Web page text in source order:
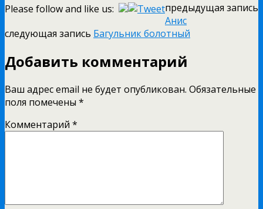
Please follow and like us:
предыдущая запись
Анис
следующая запись Багульник болотный
Добавить комментарий
Ваш адрес email не будет опубликован. Обязательные
поля помечены *
Комментарий *